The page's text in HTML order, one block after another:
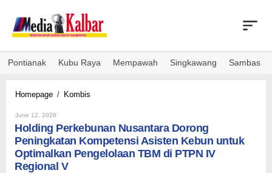
content
Pontianak Kubu Raya Mempawah Singkawang Sambas
Homepage / Kombis
Dorong
Peningkatan
Kompetensi
Asisten
June 12, 2026
Holding Perkebunan Nusantara Dorong
Peningkatan Kompetensi Asisten Kebun untuk
Optimalkan Pengelolaan TBM di PTPN IV
Regional V